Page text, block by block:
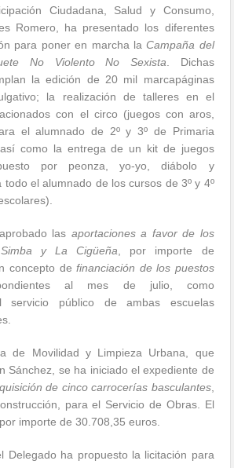
Ciudadana, Salud y Consumo,
Romero, ha presentado los diferentes
para poner en marcha laCampaña del
No Violento No Sexista . Dichas
la edición de 20 mil marcapáginas
la realización de talleres en el
con el circo (juegos con aros,
el alumnado de 2º y 3º de Primaria
como la entrega de un kit de juegos
por peonza, yo-yo, diábolo y
el alumnado de los cursos de 3º y 4º
las aportaciones a favor de los
y La Cigüeña , por importe de
concepto definanciación de los puestos
al mes de julio, como
servicio público de ambas escuelas
de Movilidad y Limpieza Urbana, que
Sánchez, se ha iniciado el expediente de
de cinco carrocerías basculantes,
para el Servicio de Obras. El
importe de 30.708,35 euros.
Delegado ha propuesto la licitación para